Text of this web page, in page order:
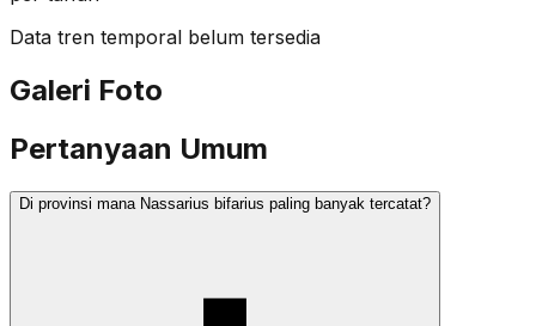
Data tren temporal belum tersedia
Galeri Foto
Pertanyaan Umum
Di provinsi mana Nassarius bifarius paling banyak tercatat?